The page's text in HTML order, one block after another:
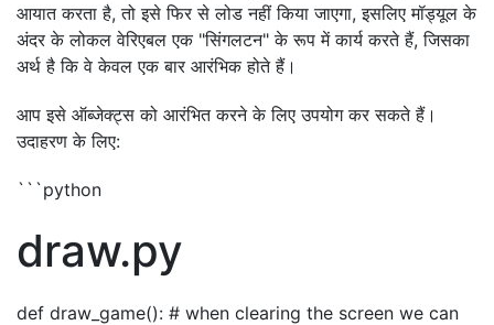
आयात करता है, तो इसे फिर से लोड नहीं किया जाएगा, इसलिए मॉड्यूल के
अंदर के लोकल वेरिएबल एक "सिंगलटन" के रूप में कार्य करते हैं, जिसका
अर्थ है कि वे केवल एक बार आरंभिक होते हैं।
आप इसे ऑब्जेक्ट्स को आरंभित करने के लिए उपयोग कर सकते हैं।
उदाहरण के लिए:
```python
draw.py
def draw_game(): # when clearing the screen we can